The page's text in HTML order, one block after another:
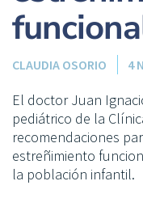
CLAUDIA OSORIO 4
El doctor Juan
pediátrico de la
recomendaciones
estreñimiento
la población infantil.